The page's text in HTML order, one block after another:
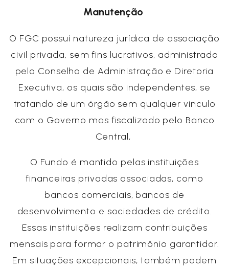
Manutenção
O FGC possuí natureza jurídica de associação
civil privada, sem fins lucrativos, administrada
pelo Conselho de Administração e Diretoria
Executiva, os quais são independentes, se
tratando de um órgão sem qualquer vínculo
com o Governo mas fiscalizado pelo Banco
Central,
O Fundo é mantido pelas instituições
financeiras privadas associadas, como
bancos comerciais, bancos de
desenvolvimento e sociedades de crédito.
Essas instituições realizam contribuições
mensais para formar o patrimônio garantidor.
Em situações excepcionais, também podem